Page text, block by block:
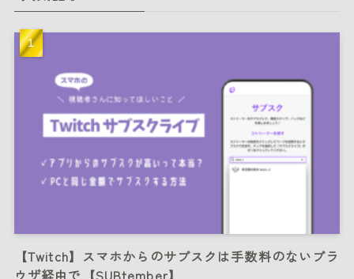
【Twitch】スマホからのサブスクは手数料のないブラ